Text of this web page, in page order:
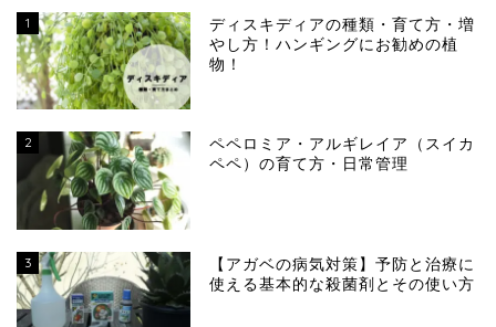
1
ディスキディアの種類・育て方・増
やし方！ハンギングにお勧めの植
物！
2
ペペロミア・アルギレイア（スイカ
ペペ）の育て方・日常管理
3
【アガベの病気対策】予防と治療に
使える基本的な殺菌剤とその使い方